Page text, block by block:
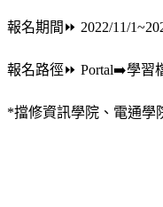
報名期間⏩ 2022/11/
報名路徑⏩ Portal➡️學
*擋修資訊學院、電通學